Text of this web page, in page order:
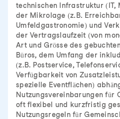
technischen Infrastruktur (IT,
der Mikrolage (z.B.
Umfeldgastronomie) und
der Vertragslaufzeit (von
Art und Grösse des
Büros, dem Umfang der
(z.B. Postservice,
Verfügbarkeit von
spezielle Eventflächen)
Nutzungsvereinbarungen für
oft flexibel und kurzfristig
Nutzungsregeln für